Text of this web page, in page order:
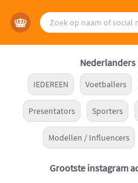
IEDEREEN Voetballers
Presentators Sporters
Modellen / Influencers
Grootste instagram